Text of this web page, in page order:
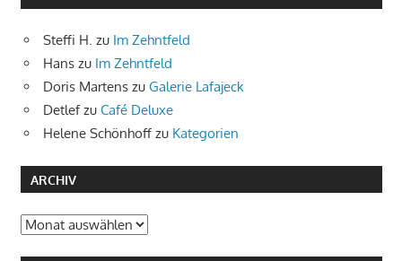
Steffi H. zu Im Zehntfeld
Hans zu Im Zehntfeld
Doris Martens zu Galerie Lafajeck
Detlefzu Café Deluxe
Helene Schönhoff zu Kategorien
ARCHIV
Archiv